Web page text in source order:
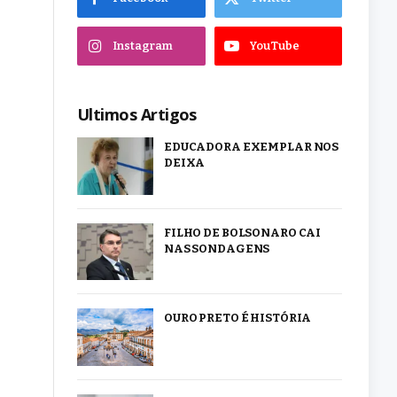
Instagram YouTube
Ultimos Artigos
EDUCADORA EXEMPLAR NOS
DEIXA
FILHO DE BOLSONARO CAI
NAS SONDAGENS
OURO PRETO É HISTÓRIA